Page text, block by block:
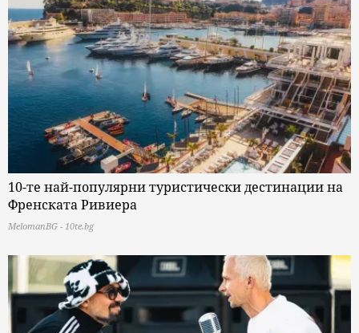
10-те най-популярни туристически дестинации на
Френската Ривиера
MelomanBG - 10te.bg